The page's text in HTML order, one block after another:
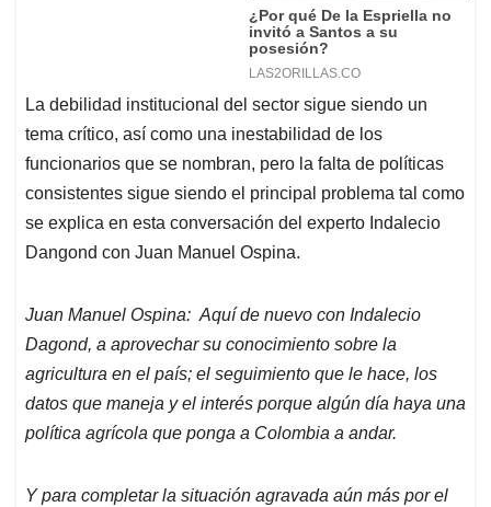
La debilidad institucional del sector sigue siendo un
tema crítico, así como una inestabilidad de los
funcionarios que se nombran, pero la falta de políticas
consistentes sigue siendo el principal problema tal como
se explica en esta conversación del experto Indalecio
Dangond con Juan Manuel Ospina.
Juan Manuel Ospina: Aquí de nuevo con Indalecio
Dagond, a aprovechar su conocimiento sobre la
agricultura en el país; el seguimiento que le hace, los
datos que maneja y el interés porque algún día haya una
política agrícola que ponga a Colombia a andar.
Y para completar la situación agravada aún más por el